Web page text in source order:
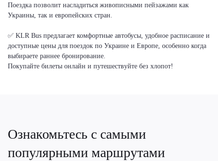
Поездка позволит насладиться живописными пейзажами как
Украины, так и европейских стран.
✅ KLR Bus предлагает комфортные автобусы, удобное расписание и
доступные цены для поездок по Украине и Европе, особенно когда
выбираете раннее бронирование.
Покупайте билеты онлайн и путешествуйте без хлопот!
Ознакомьтесь с самыми
популярными маршрутами